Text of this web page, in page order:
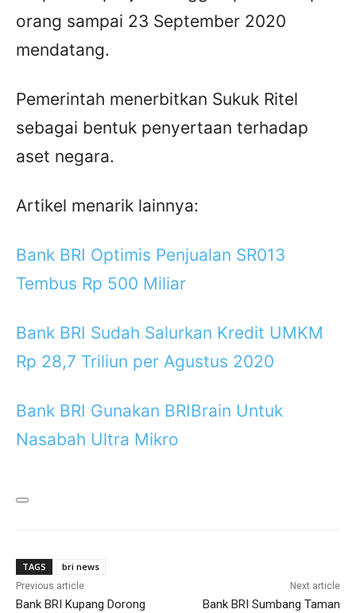
orang sampai 23 September 2020
mendatang.
Pemerintah menerbitkan Sukuk Ritel
sebagai bentuk penyertaan terhadap
aset negara.
Artikel menarik lainnya:
Bank BRI Optimis Penjualan SR013
Tembus Rp 500 Miliar
Bank BRI Sudah Salurkan Kredit UMKM
Rp 28,7 Triliun per Agustus 2020
Bank BRI Gunakan BRIBrain Untuk
Nasabah Ultra Mikro
TAGS bri news
Previous article
Bank BRI Kupang Dorong
Next article
Bank BRI Sumbang Taman